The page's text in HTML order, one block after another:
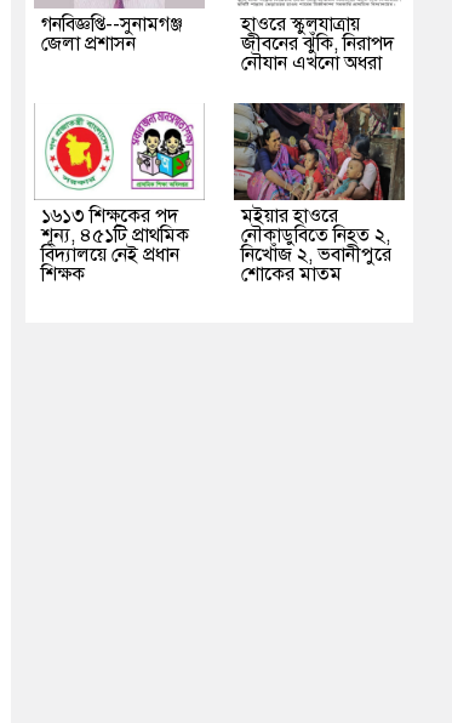
গনবিজ্ঞপ্তি--সুনামগঞ্জ
জেলা প্রশাসন
হাওরে স্কুলযাত্রায়
জীবনের ঝুঁকি, নিরাপদ
নৌযান এখনো অধরা
১৬১৩ শিক্ষকের পদ
শূন্য, ৪৫১টি প্রাথমিক
বিদ্যালয়ে নেই প্রধান
শিক্ষক
মইয়ার হাওরে
নৌকাডুবিতে নিহত ২,
নিখোঁজ ২, ভবানীপুরে
শোকের মাতম